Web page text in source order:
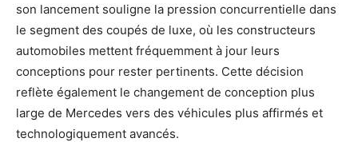
son lancement souligne la pression concurrentielle dans
le segment des coupés de luxe, où les constructeurs
automobiles mettent fréquemment à jour leurs
conceptions pour rester pertinents. Cette décision
reflète également le changement de conception plus
large de Mercedes vers des véhicules plus affirmés et
technologiquement avancés.